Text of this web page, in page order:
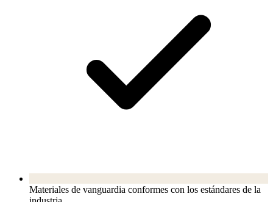
Materiales de vanguardia conformes con los estándares de la